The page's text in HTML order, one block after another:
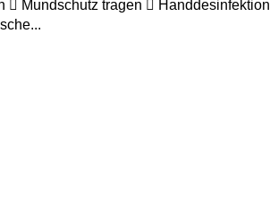
Mundschutz tragen  Handdesinfektion